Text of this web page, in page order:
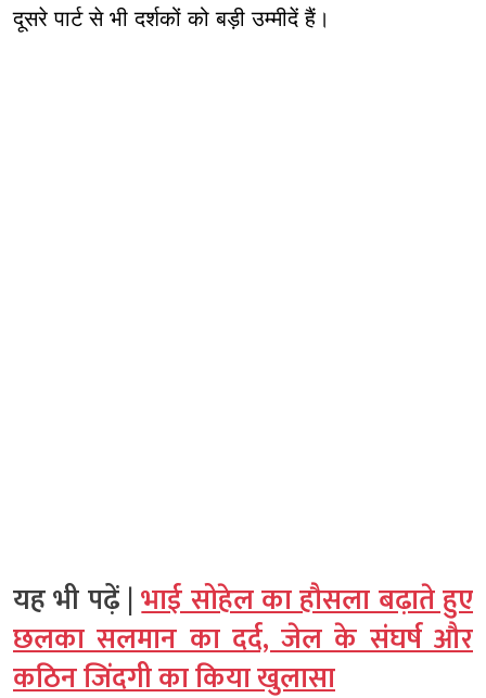
दूसरे पार्ट से भी दर्शकों को बड़ी उम्मीदें हैं।
यह भी पढ़ें |भाई सोहेल का हौसला बढ़ाते हुए
छलका सलमान का दर्द, जेल के संघर्ष और
कठिन जिंदगी का किया खुलासा